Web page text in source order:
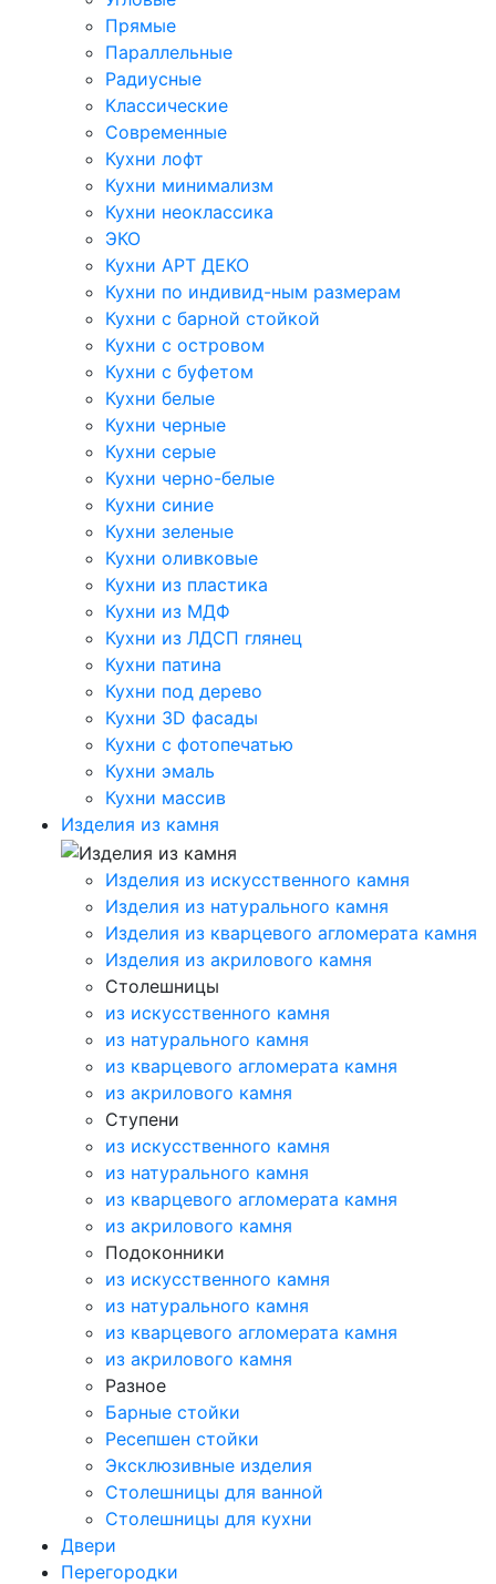
Прямые
Параллельные
Радиусные
Классические
Современные
Кухни лофт
Кухни минимализм
Кухни неоклассика
ЭКО
Кухни АРТ ДЕКО
Кухни по индивид-ным размерам
Кухни с барной стойкой
Кухни с островом
Кухни с буфетом
Кухни белые
Кухни черные
Кухни серые
Кухни черно-белые
Кухни синие
Кухни зеленые
Кухни оливковые
Кухни из пластика
Кухни из МДФ
Кухни из ЛДСП глянец
Кухни патина
Кухни под дерево
Кухни 3D фасады
Кухни с фотопечатью
Кухни эмаль
Кухни массив
Изделия из камня
Изделия из искусственного камня
Изделия из натурального камня
Изделия из кварцевого агломерата камня
Изделия из акрилового камня
Столешницы
из искусственного камня
из натурального камня
из кварцевого агломерата камня
из акрилового камня
Ступени
из искусственного камня
из натурального камня
из кварцевого агломерата камня
из акрилового камня
Подоконники
из искусственного камня
из натурального камня
из кварцевого агломерата камня
из акрилового камня
Разное
Барные стойки
Ресепшен стойки
Эксклюзивные изделия
Столешницы для ванной
Столешницы для кухни
Двери
Перегородки